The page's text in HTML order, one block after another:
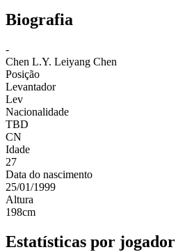
Biografia
-
Chen L.Y. Leiyang Chen
Posição
Levantador
Lev
Nacionalidade
TBD
CN
Idade
27
Data do nascimento
25/01/1999
Altura
198cm
Estatísticas por jogador